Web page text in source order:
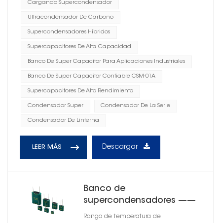
Cargando Supercondensador
Ultracondensador De Carbono
Supercondensadores Híbridos
Supercapacitores De Alta Capacidad
Banco De Super Capacitor Para Aplicaciones Industriales
Banco De Super Capacitor Confiable CSM-01A
Supercapacitores De Alto Rendimiento
Condensador Super Condensador De La Serie
Condensador De Linterna
LEER MÁS Descargar
Banco de
supercondensadores ——
Serie CSM-01C
Rango de temperatura de